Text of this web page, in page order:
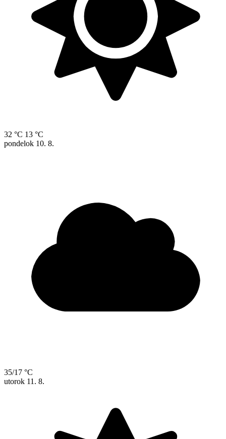
32 °C 13 °C
pondelok 10. 8.
35/17 °C
utorok 11. 8.